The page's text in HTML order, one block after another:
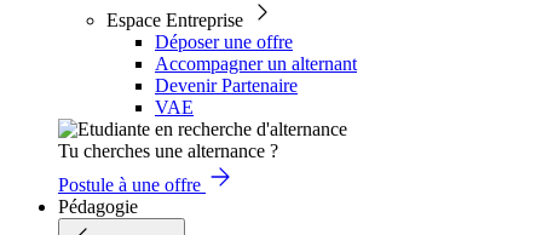
Espace Entreprise
Déposer une offre
Accompagner un alternant
Devenir Partenaire
VAE
Tu cherches une alternance ?
Postule à une offre
Pédagogie